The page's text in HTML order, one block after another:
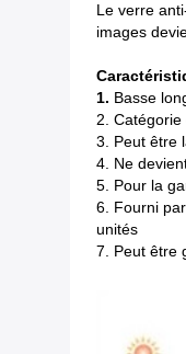
Le verre
images
1. Basse
2.
3. Peut être
4. Ne
5. Pour la
6. Fourni
unités
7. Peut être